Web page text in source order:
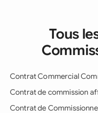
Tous
Contrat Commercial
Contrat de commission
Contrat de